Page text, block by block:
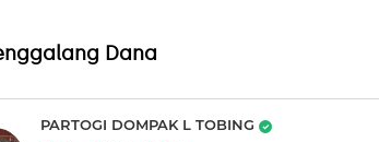
Dana
PARTOGI DOMPAK L TOBING